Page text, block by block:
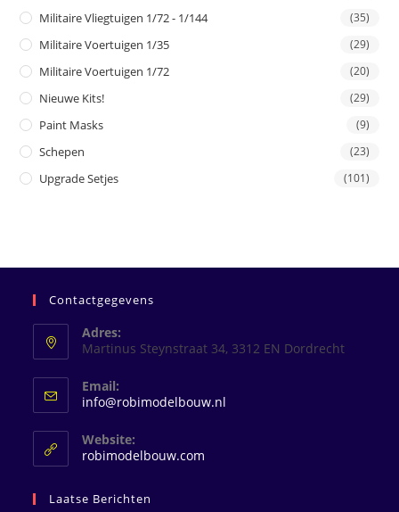
Militaire Vliegtuigen 1/72 - 1/144 (35)
Militaire Voertuigen 1/35 (29)
Militaire Voertuigen 1/72 (20)
Nieuwe Kits! (29)
Paint Masks (9)
Schepen (23)
Upgrade Setjes (101)
Contactgegevens
Adres:
Martinus Steynstraat 34, 3312 EN Dordrecht
Email:
info@robimodelbouw.nl
Website:
robimodelbouw.com
Laatse Berichten